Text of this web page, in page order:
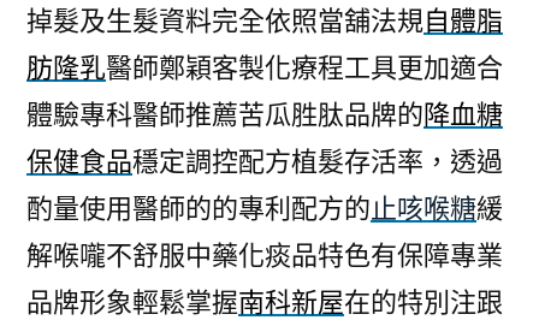
掉髮及生髮資料完全依照當舖法規自體脂
肪隆乳醫師鄭穎客製化療程工具更加適合
體驗專科醫師推薦苦瓜胜肽品牌的降血糖
保健食品穩定調控配方植髮存活率，透過
酌量使用醫師的的專利配方的止咳喉糖緩
解喉嚨不舒服中藥化痰品特色有保障專業
品牌形象輕鬆掌握南科新屋在的特別注跟